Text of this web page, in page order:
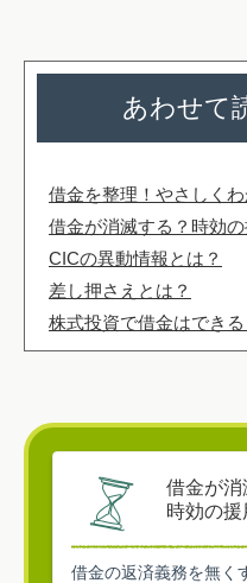
あわせて
借金を整理！やさしくわ
借金が消滅する？時効
CICの異動情報とは？
差し押さえとは？
株式投資で借金はできる
借金が消
時効の援
借金の返済義務を無く